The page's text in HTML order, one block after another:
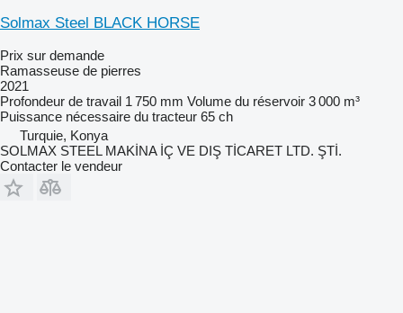
Solmax Steel BLACK HORSE
Prix sur demande
Ramasseuse de pierres
2021
Profondeur de travail 1 750 mm Volume du réservoir 3 000 m³
Puissance nécessaire du tracteur 65 ch
Turquie, Konya
SOLMAX STEEL MAKİNA İÇ VE DIŞ TİCARET LTD. ŞTİ.
Contacter le vendeur